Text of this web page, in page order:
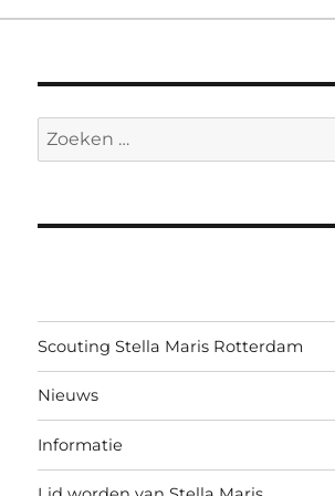
Zoeken
naar:
Scouting Stella Maris Rotterdam
Nieuws
Informatie